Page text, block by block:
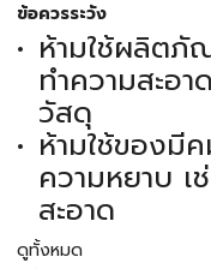
ข้อควรระวัง
ห้ามใช้ผลิตภั
ทำความสะอา
วัสดุ
ห้ามใช้ของมี
ความหยาบ เ
สะอาด
ดูทั้งหมด